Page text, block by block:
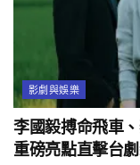
影劇與娛樂
李國毅搏命飛車
重磅亮點直擊台